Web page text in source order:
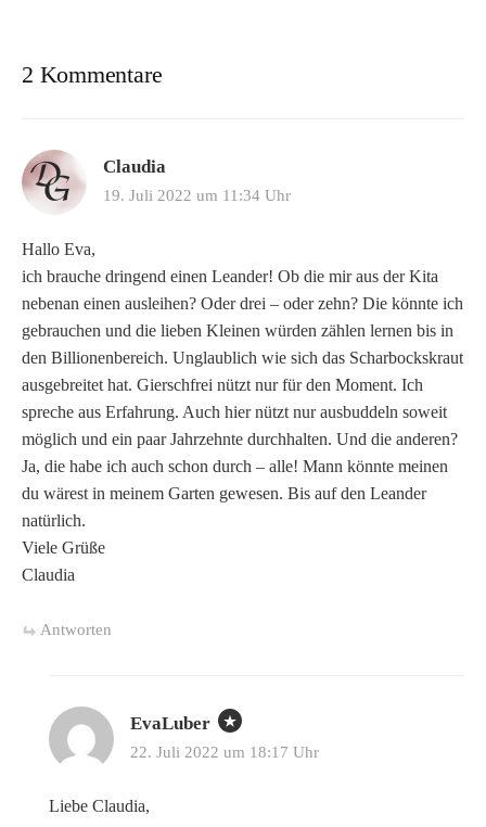
2 Kommentare
Claudia
19. Juli 2022 um 11:34 Uhr
Hallo Eva,
ich brauche dringend einen Leander! Ob die mir aus der Kita
nebenan einen ausleihen? Oder drei – oder zehn? Die könnte ich
gebrauchen und die lieben Kleinen würden zählen lernen bis in
den Billionenbereich. Unglaublich wie sich das Scharbockskraut
ausgebreitet hat. Gierschfrei nützt nur für den Moment. Ich
spreche aus Erfahrung. Auch hier nützt nur ausbuddeln soweit
möglich und ein paar Jahrzehnte durchhalten. Und die anderen?
Ja, die habe ich auch schon durch – alle! Mann könnte meinen
du wärest in meinem Garten gewesen. Bis auf den Leander
natürlich.
Viele Grüße
Claudia
Antworten
EvaLuber
22. Juli 2022 um 18:17 Uhr
Liebe Claudia,